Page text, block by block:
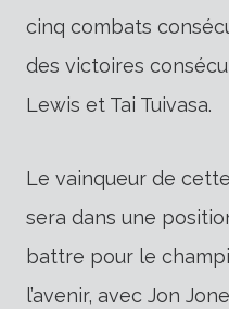
cinq combats
des victoires
Lewis et Tai Tuivasa.
Le vainqueur de
sera dans une
battre pour le
l’avenir, avec Jon